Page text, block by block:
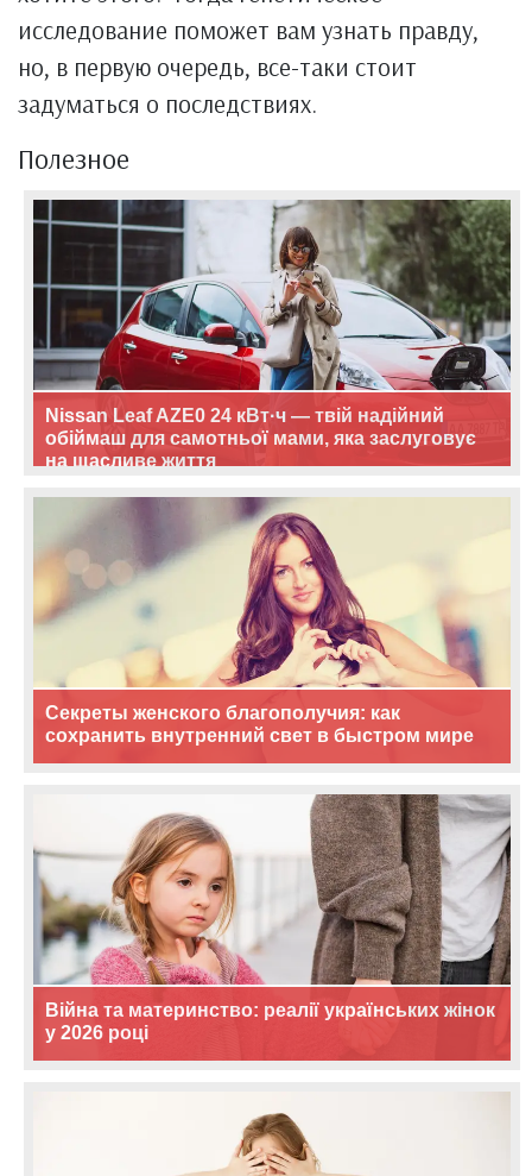
исследование поможет вам узнать правду,
но, в первую очередь, все-таки стоит
задуматься о последствиях.
Полезное
Nissan Leaf AZE0 24 кВт·ч — твій надійний
обіймаш для самотньої мами, яка заслуговує
на щасливе життя
Секреты женского благополучия: как
сохранить внутренний свет в быстром мире
Війна та материнство: реалії українських жінок
у 2026 році